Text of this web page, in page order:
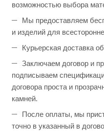
возможностью выбора
Мы предоставляем
и изделий для
Курьерская доставка
Заключаем договор и
подписываем
договора проста и
камней.
После оплаты, мы
точно в указанный в